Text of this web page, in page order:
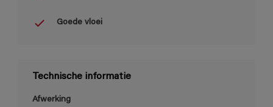
Goede vloei
Technische informatie
Afwerking